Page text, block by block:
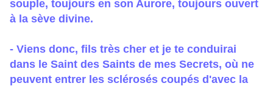
souple, toujours en son Aurore, toujours ouvert
à la sève divine.
- Viens donc, fils très cher et je te conduirai
dans le Saint des Saints de mes Secrets, où ne
peuvent entrer les sclérosés coupés d'avec la